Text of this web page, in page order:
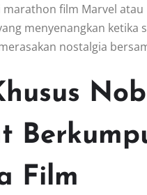
film Marvel atau
menyenangkan ketika
nostalgia
Film